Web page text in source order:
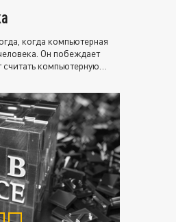
когда компьютерная
Он побеждает
считать компьютерную